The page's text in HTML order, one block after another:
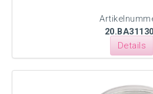
Details